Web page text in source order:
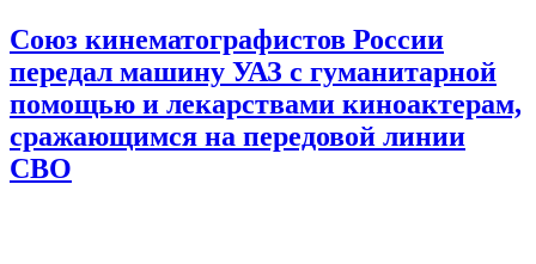
Союз кинематографистов России
передал машину УАЗ с гуманитарной
помощью и лекарствами киноактерам,
сражающимся на передовой линии
СВО